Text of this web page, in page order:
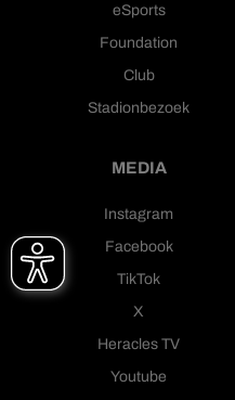
eSports
Foundation
Club
Stadionbezoek
MEDIA
Instagram
Facebook
TikTok
X
Heracles TV
Youtube